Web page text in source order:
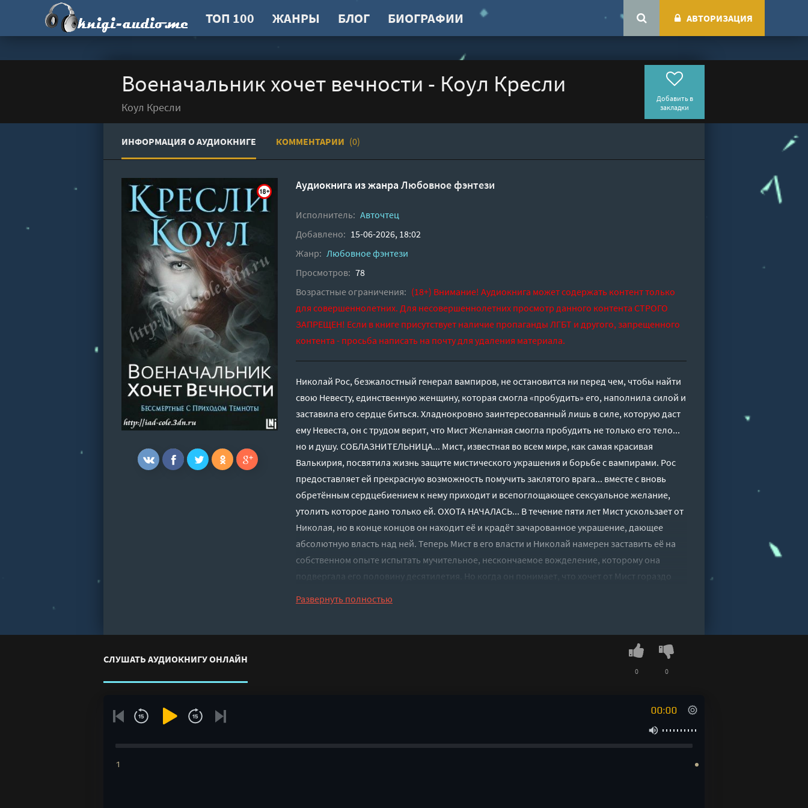
ТОП 100 ЖАНРЫ БЛОГ БИОГРАФИИ АВТОРИЗАЦИЯ
Военачальник хочет вечности - Коул Кресли
Коул Кресли
Добавить в
закладки
ИНФОРМАЦИЯ О АУДИОКНИГЕ КОММЕНТАРИИ (0)
Аудиокнига из жанраЛюбовное фэнтези
Исполнитель: Авточтец
Добавлено: 15-06-2026, 18:02
Жанр: Любовное фэнтези
Просмотров: 78
Возрастные ограничения: (18+) Внимание! Аудиокнига может содержать контент только
для совершеннолетних. Для несовершеннолетних просмотр данного контента СТРОГО
ЗАПРЕЩЕН! Если в книге присутствует наличие пропаганды ЛГБТ и другого, запрещенного
контента - просьба написать на почту для удаления материала.
Николай Рос, безжалостный генерал вампиров, не остановится ни перед чем, чтобы найти
свою Невесту, единственную женщину, которая смогла «пробудить» его, наполнила силой и
заставила его сердце биться. Хладнокровно заинтересованный лишь в силе, которую даст
ему Невеста, он с трудом верит, что Мист Желанная смогла пробудить не только его тело...
но и душу. СОБЛАЗНИТЕЛЬНИЦА... Мист, известная во всем мире, как самая красивая
Валькирия, посвятила жизнь защите мистического украшения и борьбе с вампирами. Рос
предоставляет ей прекрасную возможность помучить заклятого врага... вместе с вновь
обретённым сердцебиением к нему приходит и всепоглощающее сексуальное желание,
утолить которое дано только ей. ОХОТА НАЧАЛАСЬ... В течение пяти лет Мист ускользает от
Николая, но в конце концов он находит её и крадёт зачарованное украшение, дающее
абсолютную власть над ней. Теперь Мист в его власти и Николай намерен заставить её на
собственном опыте испытать мучительное, нескончаемое вожделение, которому она
подвергала его половину десятилетия. Но когда он понимает, что хочет от Мист гораздо
Развернуть полностью
СЛУШАТЬ АУДИОКНИГУ ОНЛАЙН
0 0
00:00
1